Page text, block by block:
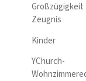
Großzügigkeit
Zeugnis
Kinder
YChurch-